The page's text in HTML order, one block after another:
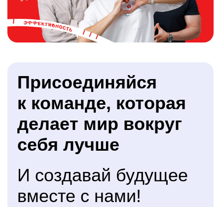
Присоединяйся
к команде, которая
делает мир вокруг
себя лучше
И создавай будущее
вместе с нами!